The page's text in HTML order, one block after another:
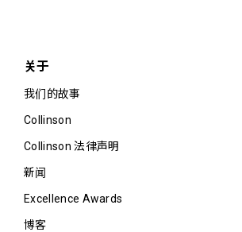
关于
我们的故事
Collinson
Collinson 法律声明
新闻
Excellence Awards
博客